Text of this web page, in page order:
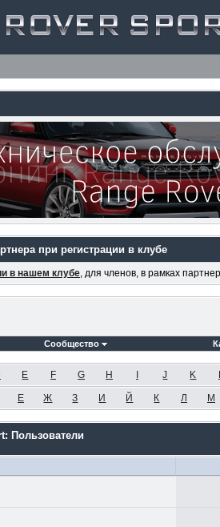
при регистрации в клубе
в нашем клубе, для членов, в рамках
Сообщество
E F G H J K
Е Ж З И Й К Л М
Пользователи